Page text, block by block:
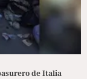
de Italia